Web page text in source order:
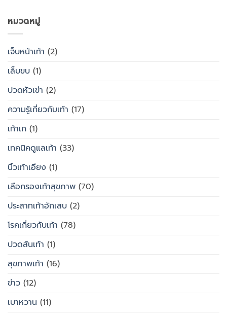
หมวดหมู่
เจ็บหน้าเท้า (2)
เล็บขบ (1)
ปวดหัวเข่า (2)
ความรู้เกี่ยวกับเท้า (17)
เท้าเก (1)
เทคนิคดูแลเท้า (33)
นิ้วเท้าเอียง (1)
เลือกรองเท้าสุขภาพ (70)
ประสาทเท้าอักเสบ (2)
โรคเกี่ยวกับเท้า (78)
ปวดส้นเท้า (1)
สุขภาพเท้า (16)
ข่าว (12)
เบาหวาน (11)